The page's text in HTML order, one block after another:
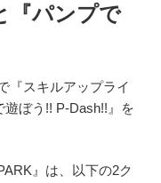
『パンプで
『スキルアップライ
遊ぼう!! P-Dash!!』を
』は、以下の2ク